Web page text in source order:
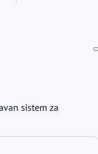
sistem za